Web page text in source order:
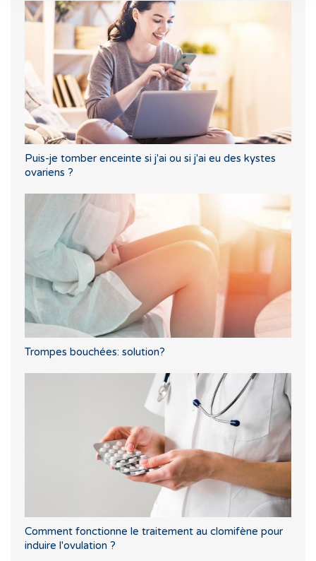
Puis-je tomber enceinte si j'ai ou si j'ai eu des kystes
ovariens ?
Trompes bouchées: solution?
Comment fonctionne le traitement au clomifène pour
induire l'ovulation ?